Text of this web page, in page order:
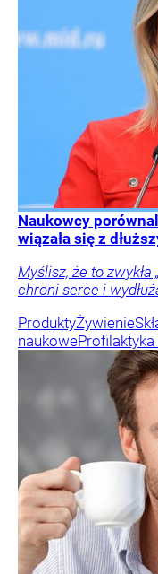
Naukowcy
wiązała się z
Myślisz, że to zwykła
chroni serce i
ProduktyŻywienie
naukowe